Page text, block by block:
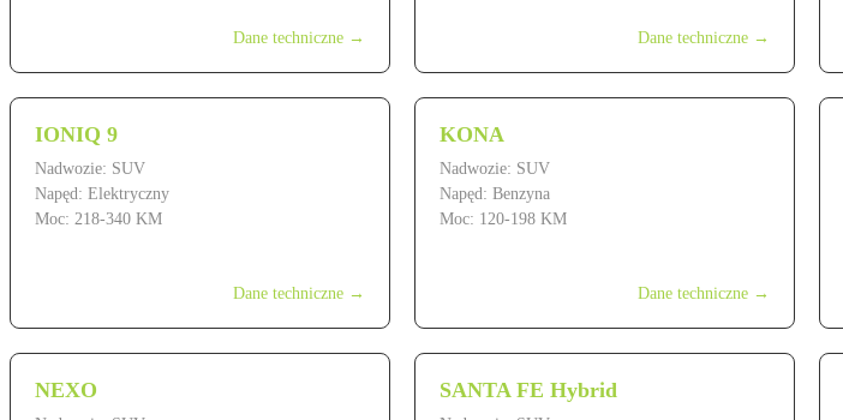
Dane techniczne → Dane techniczne →
IONIQ 9
Nadwozie: SUV
Napęd: Elektryczny
Moc: 218-340 KM
Dane techniczne →
KONA
Nadwozie: SUV
Napęd: Benzyna
Moc: 120-198 KM
Dane techniczne →
NEXO SANTA FE Hybrid